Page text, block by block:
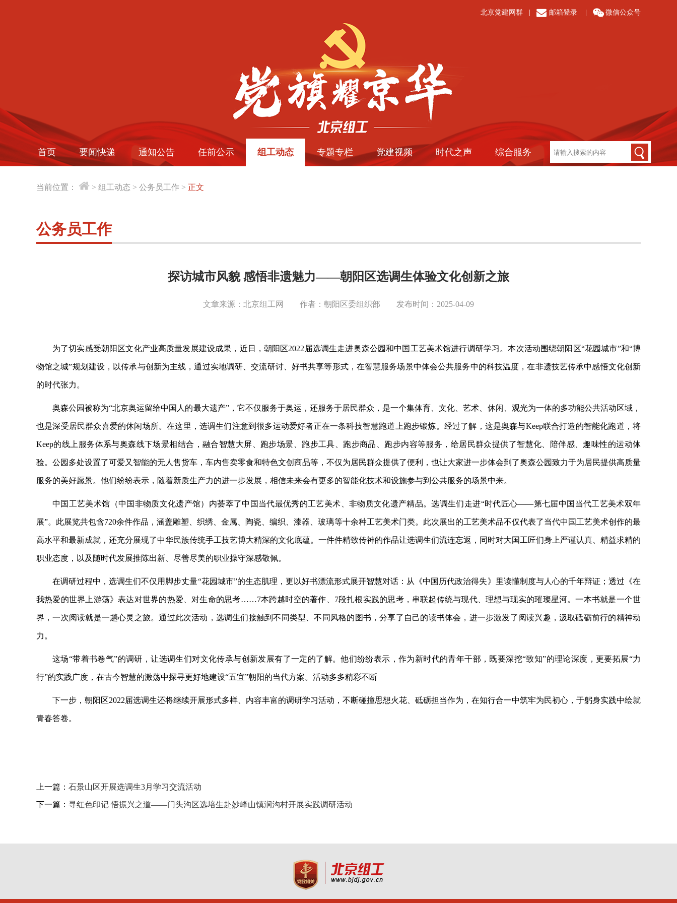
北京党建网群 邮箱登录 微信公众号
首页 要闻快递 通知公告 任前公示 组工动态 专题专栏 党建视频 时代之声 综合服务
当前位置： > 组工动态 > 公务员工作 > 正文
公务员工作
探访城市风貌 感悟非遗魅力——朝阳区选调生体验文化创新之旅
文章来源：北京组工网 作者：朝阳区委组织部 发布时间：2025-04-09
为了切实感受朝阳区文化产业高质量发展建设成果，近日，朝阳区2022届选调生走进奥森公园和中国工艺美术馆进行调研学习。本次活动围绕朝阳区“花园城市”和“博
物馆之城”规划建设，以传承与创新为主线，通过实地调研、交流研讨、好书共享等形式，在智慧服务场景中体会公共服务中的科技温度，在非遗技艺传承中感悟文化创新
的时代张力。
奥森公园被称为“北京奥运留给中国人的最大遗产”，它不仅服务于奥运，还服务于居民群众，是一个集体育、文化、艺术、休闲、观光为一体的多功能公共活动区域，
也是深受居民群众喜爱的休闲场所。在这里，选调生们注意到很多运动爱好者正在一条科技智慧跑道上跑步锻炼。经过了解，这是奥森与Keep联合打造的智能化跑道，将
Keep的线上服务体系与奥森线下场景相结合，融合智慧大屏、跑步场景、跑步工具、跑步商品、跑步内容等服务，给居民群众提供了智慧化、陪伴感、趣味性的运动体
验。公园多处设置了可爱又智能的无人售货车，车内售卖零食和特色文创商品等，不仅为居民群众提供了便利，也让大家进一步体会到了奥森公园致力于为居民提供高质量
服务的美好愿景。他们纷纷表示，随着新质生产力的进一步发展，相信未来会有更多的智能化技术和设施参与到公共服务的场景中来。
中国工艺美术馆（中国非物质文化遗产馆）内荟萃了中国当代最优秀的工艺美术、非物质文化遗产精品。选调生们走进“时代匠心——第七届中国当代工艺美术双年
展”。此展览共包含720余件作品，涵盖雕塑、织绣、金属、陶瓷、编织、漆器、玻璃等十余种工艺美术门类。此次展出的工艺美术品不仅代表了当代中国工艺美术创作的最
高水平和最新成就，还充分展现了中华民族传统手工技艺博大精深的文化底蕴。一件件精致传神的作品让选调生们流连忘返，同时对大国工匠们身上严谨认真、精益求精的
职业态度，以及随时代发展推陈出新、尽善尽美的职业操守深感敬佩。
在调研过程中，选调生们不仅用脚步丈量“花园城市”的生态肌理，更以好书漂流形式展开智慧对话：从《中国历代政治得失》里读懂制度与人心的千年辩证；透过《在
我热爱的世界上游荡》表达对世界的热爱、对生命的思考……7本跨越时空的著作、7段扎根实践的思考，串联起传统与现代、理想与现实的璀璨星河。一本书就是一个世
界，一次阅读就是一趟心灵之旅。通过此次活动，选调生们接触到不同类型、不同风格的图书，分享了自己的读书体会，进一步激发了阅读兴趣，汲取砥砺前行的精神动
力。
这场“带着书卷气”的调研，让选调生们对文化传承与创新发展有了一定的了解。他们纷纷表示，作为新时代的青年干部，既要深挖“致知”的理论深度，更要拓展“力
行”的实践广度，在古今智慧的激荡中探寻更好地建设“五宜”朝阳的当代方案。活动多多精彩不断
下一步，朝阳区2022届选调生还将继续开展形式多样、内容丰富的调研学习活动，不断碰撞思想火花、砥砺担当作为，在知行合一中筑牢为民初心，于躬身实践中绘就
青春答卷。
上一篇： 石景山区开展选调生3月学习交流活动
下一篇： 寻红色印记 悟振兴之道——门头沟区选培生赴妙峰山镇涧沟村开展实践调研活动